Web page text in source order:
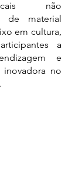
não
de material
em cultura,
a
e
no